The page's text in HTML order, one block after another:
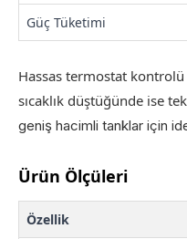
Güç Tüketimi
Hassas termostat
sıcaklık düştüğünde ise
geniş hacimli tanklar için
Ürün Ölçüleri
Özellik